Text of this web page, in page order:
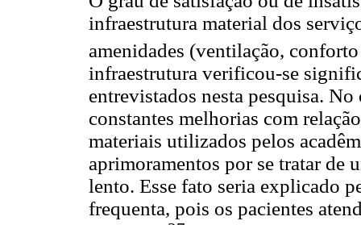
infraestrutura material dos
amenidades (ventilação,
infraestrutura verificou-se
entrevistados nesta pesquisa.
constantes melhorias com
materiais utilizados pelos
aprimoramentos por se tratar de
lento. Esse fato seria explicado
frequenta, pois os pacientes